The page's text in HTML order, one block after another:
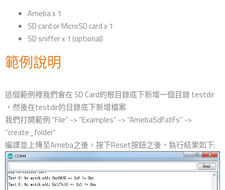
Ameba x 1
SD card or MicroSD card x 1
SD sniffer x 1 (optional)
範例說明
這個範例裡我們會在 SD Card的根目錄底下新增一個目錄 testdir
，然後在testdir的目錄底下新增檔案
我們打開範例 “File” -> “Examples” -> “AmebaSdFatFs” ->
“create_folder”
編譯並上傳至Ameba之後，按下Reset按鈕之後，執行結果如下: